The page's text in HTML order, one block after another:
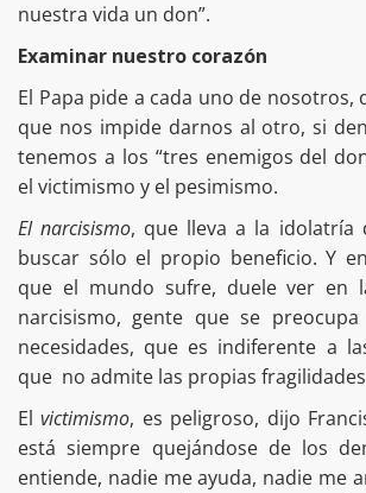
nuestra vida un don”.
Examinar nuestro corazón
El Papa pide a cada uno de nosotros,
que nos impide darnos al otro, si
tenemos a los “tres enemigos del
el victimismo y el pesimismo.
El narcisismo, que lleva a la idolatría
buscar sólo el propio beneficio. Y
que el mundo sufre, duele ver en
narcisismo, gente que se
necesidades, que es indiferente a
que no admite las propias
Elvictimismo, es peligroso, dijo
está siempre quejándose de los
entiende, nadie me ayuda, nadie me